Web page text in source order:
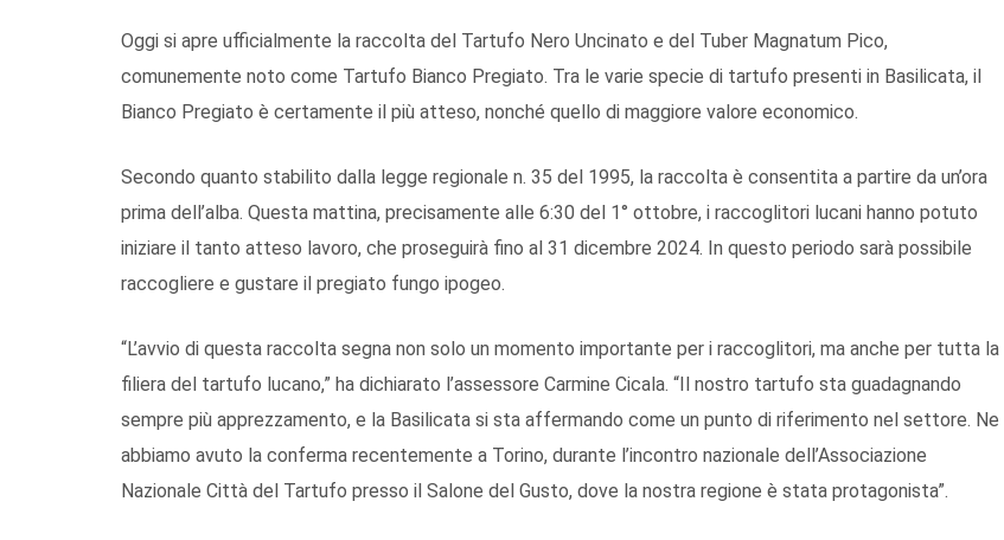
Oggi si apre ufficialmente la raccolta del Tartufo Nero Uncinato e del Tuber Magnatum Pico,
comunemente noto come Tartufo Bianco Pregiato. Tra le varie specie di tartufo presenti in Basilicata, il
Bianco Pregiato è certamente il più atteso, nonché quello di maggiore valore economico.
Secondo quanto stabilito dalla legge regionale n. 35 del 1995, la raccolta è consentita a partire da un’ora
prima dell’alba. Questa mattina, precisamente alle 6:30 del 1° ottobre, i raccoglitori lucani hanno potuto
iniziare il tanto atteso lavoro, che proseguirà fino al 31 dicembre 2024. In questo periodo sarà possibile
raccogliere e gustare il pregiato fungo ipogeo.
“L’avvio di questa raccolta segna non solo un momento importante per i raccoglitori, ma anche per tutta la
filiera del tartufo lucano,” ha dichiarato l’assessore Carmine Cicala. “Il nostro tartufo sta guadagnando
sempre più apprezzamento, e la Basilicata si sta affermando come un punto di riferimento nel settore. Ne
abbiamo avuto la conferma recentemente a Torino, durante l’incontro nazionale dell’Associazione
Nazionale Città del Tartufo presso il Salone del Gusto, dove la nostra regione è stata protagonista”.